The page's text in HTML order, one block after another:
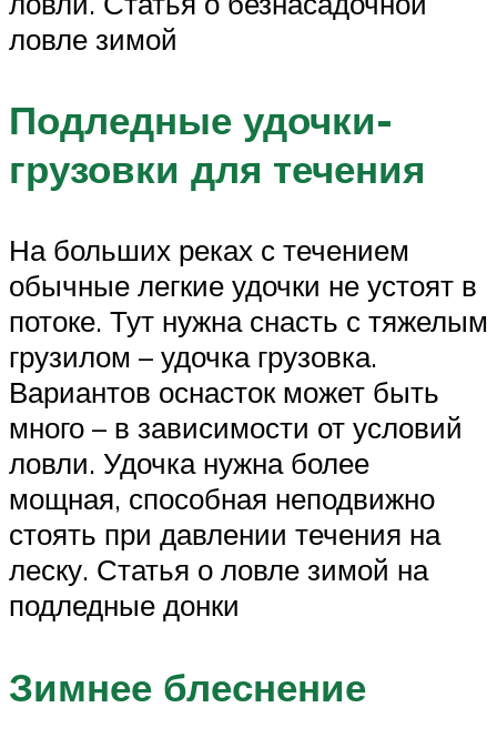
ловле зимой
Подледные удочки-
грузовки для течения
На больших реках с течением
обычные легкие удочки не устоят в
потоке. Тут нужна снасть с тяжелым
грузилом – удочка грузовка.
Вариантов оснасток может быть
много – в зависимости от условий
ловли. Удочка нужна более
мощная, способная неподвижно
стоять при давлении течения на
леску. Статья о ловле зимой на
подледные донки
Зимнее блеснение